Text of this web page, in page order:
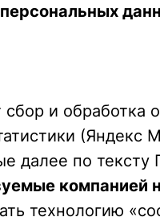
и обработка
(Яндекс
далее по
компанией
технологию